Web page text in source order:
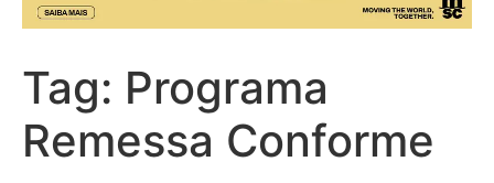
Tag: Programa
Remessa Conforme